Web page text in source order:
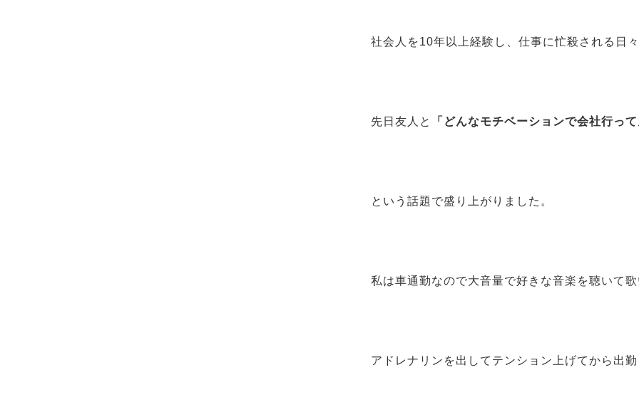
社会人を10年以上経験し、仕事に忙殺される日
先日友人と 「どんなモチベーションで会社行っ
という話題で盛り上がりました。
私は車通勤なので大音量で好きな音楽を聴いて
アドレナリンを出してテンション上げてから出